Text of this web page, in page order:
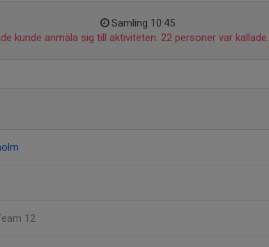
Samling 10:45
kunde anmäla sig till aktiviteten. 22 personer var kallade.
12